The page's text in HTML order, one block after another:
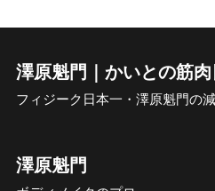
澤原魁門｜かいとの筋
フィジーク日本一・澤原魁門の
澤原魁門